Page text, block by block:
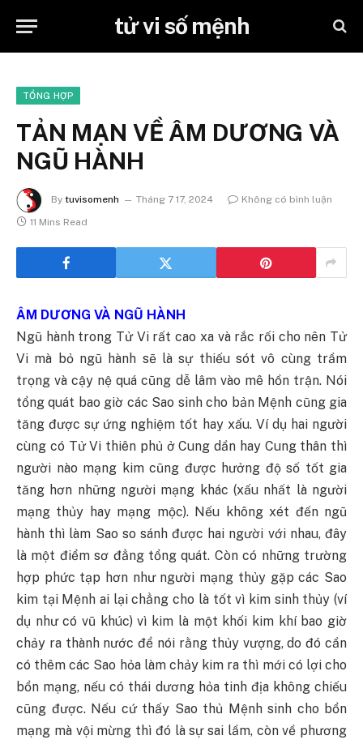
tử vi số mệnh
TỔNG HỢP
TẢN MẠN VỀ ÂM DƯƠNG VÀ
NGŨ HÀNH
By tuvisomenh Tháng 7 17, 2024
Không có bình luận
11 Mins Read
ÂM DƯƠNG VÀ NGŨ HÀNH
Ngũ hành trong Tử Vi rất cao xa và rắc rối cho nên Tử
Vi mà bỏ ngũ hành sẽ là sự thiếu sót vô cùng trầm
trọng và cậy nệ quá cũng dễ lâm vào mê hồn trận. Nói
tổng quát bao giờ các Sao sinh cho bản Mệnh cũng gia
tăng được sự ứng nghiệm tốt hay xấu. Ví dụ hai người
cùng có Tử Vi thiên phủ ở Cung dần hay Cung thân thì
người nào mạng kim cũng được hưởng độ số tốt gia
tăng hơn những người mạng khác (xấu nhất là người
mạng thủy hay mạng mộc). Nếu không xét đến ngũ
hành thì làm Sao so sánh được hai người với nhau, đây
là một điểm sơ đẳng tổng quát. Còn có những trường
hợp phức tạp hơn như người mạng thủy gặp các Sao
kim tại Mệnh ai lại chẳng cho là tốt vì kim sinh thủy (ví
dụ như có vũ khúc) vì kim là một khối kim khí bao giờ
chảy ra thành nước để nói rằng thủy vượng, do đó cần
có thêm các Sao hỏa làm chảy kim ra thì mới có lợi cho
bổn mạng, nếu có thái dương hỏa tinh địa không chiếu
cũng được. Nếu cứ thấy Sao thủ Mệnh sinh cho bổn
mạng mà vội mừng thì đó là sự sai lầm, còn về phương